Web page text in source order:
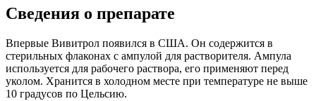
Сведения о препарате
Впервые Вивитрол появился в США. Он содержится в
стерильных флаконах с ампулой для растворителя. Ампула
используется для рабочего раствора, его применяют перед
уколом. Хранится в холодном месте при температуре не выше
10 градусов по Цельсию.